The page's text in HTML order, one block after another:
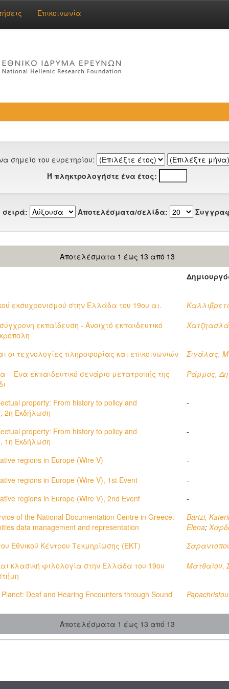
Επικοινωνία
σημείο του ευρετηρίου:
Ή πληκτρολογήστε ένα έτος:
σειρά: Αποτελέσματα/σελίδα:
Αποτελέσματα 1 έως 13 από 13
εκσυχρονισμού στην Ελλάδα του 19ου αι.
εκπαίδευση - Ανοιχτό εκπαιδευτικό
οι τεχνολογίες πληροφορίας και επικοινωνιών
Σιγάλας,
– Ένα εκπαιδευτικό σενάριο μετατροπής της
Ράμμος,
property: From history to policy and
2η Εκδήλωση
-
property: From history to policy and
1η Εκδήλωση
-
regions in Europe (Wire V)
-
regions in Europe (Wire V), 1st Event
-
regions in Europe (Wire V), 2nd Event
-
of the National Documentation Centre in Greece:
data management and representation
Bartzi,
Elena;
Εθνικού Κέντρου Τεκμηρίωσης (ΕΚΤ)
κλασική φιλολογία στην Ελλάδα του 19ου
Ματθαίου,
Deaf and Hearing Encounters through Sound
Αποτελέσματα 1 έως 13 από 13